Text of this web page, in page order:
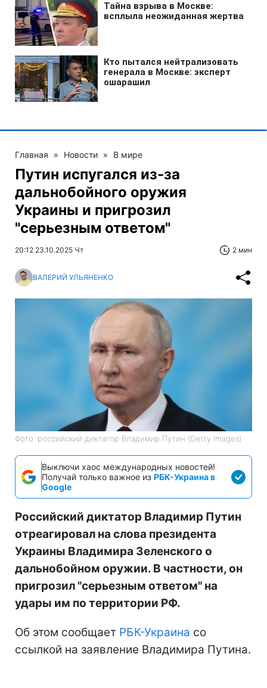
Главная » Новости » В мире
Путин испугался из-за
дальнобойного оружия
Украины и пригрозил
"серьезным ответом"
20:12 23.10.2025 Чт 2 мин
ВАЛЕРИЙ УЛЬЯНЕНКО
Фото: российский диктатор Владимир Путин (Getty Images)
Выключи хаос международных новостей!
Получай только важное из РБК-Украина в
Google
Российский диктатор Владимир Путин
отреагировал на слова президента
Украины Владимира Зеленского о
дальнобойном оружии. В частности, он
пригрозил "серьезным ответом" на
удары им по территории РФ.
Об этом сообщает РБК-Украина со
ссылкой на заявление Владимира Путина.